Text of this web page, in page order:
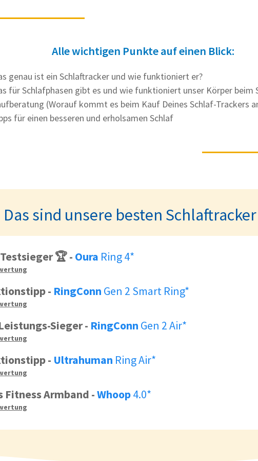
Alle wichtigen Punkte auf einen Blick:
genau ist ein Schlaftracker und wie funktioniert er?
für Schlafphasen gibt es und wie funktioniert unser Körper beim
(Worauf kommt es beim Kauf Deines Schlaf-Trackers
für einen besseren und erholsamen Schlaf
Das sind unsere besten
🏆- Oura Ring 4*
- RingConn Gen 2 Smart Ring*
Sieger- RingConn Gen 2 Air*
- Ultrahuman Ring Air*
Fitness Armband -Whoop4.0*